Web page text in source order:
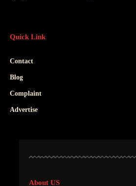
Quick Link
Contact
Blog
Complaint
Advertise
About US